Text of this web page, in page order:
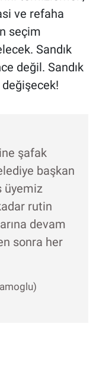
ve refaha
seçim
Sandık
değil. Sandık
şafak
başkan
üyemiz
rutin
devam
sonra her